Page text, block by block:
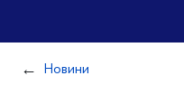
Новини